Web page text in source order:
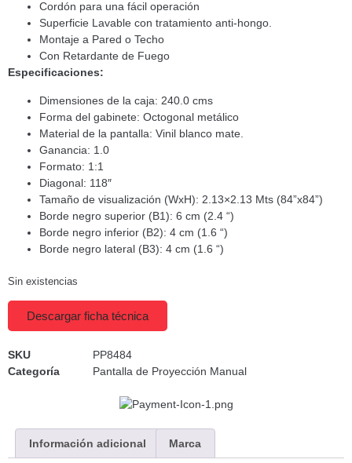
Cordón para una fácil operación
Superficie Lavable con tratamiento anti-hongo.
Montaje a Pared o Techo
Con Retardante de Fuego
Especificaciones:
Dimensiones de la caja: 240.0 cms
Forma del gabinete: Octogonal metálico
Material de la pantalla: Vinil blanco mate.
Ganancia: 1.0
Formato: 1:1
Diagonal: 118″
Tamaño de visualización (WxH): 2.13×2.13 Mts (84”x84”)
Borde negro superior (B1): 6 cm (2.4 “)
Borde negro inferior (B2): 4 cm (1.6 “)
Borde negro lateral (B3): 4 cm (1.6 “)
Sin existencias
Descargar ficha técnica
SKU
PP8484
Categoría
Pantalla de Proyección Manual
Información adicional Marca